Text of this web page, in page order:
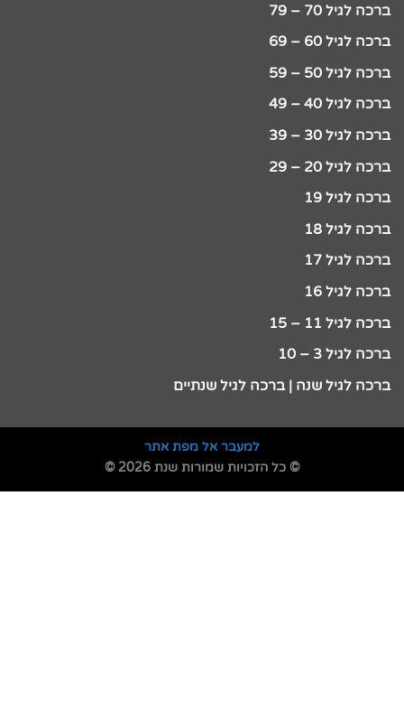
ברכה לגיל 70 – 79
ברכה לגיל 60 – 69
ברכה לגיל 50 – 59
ברכה לגיל 40 – 49
ברכה לגיל 30 – 39
ברכה לגיל 20 – 29
ברכה לגיל 19
ברכה לגיל 18
ברכה לגיל 17
ברכה לגיל 16
ברכה לגיל 11 – 15
ברכה לגיל 3 – 10
ברכה לגיל שנה | ברכה לגיל שנתיים
למעבר אל מפת אתר
© כל הזכויות שמורות שנת 2026 ©